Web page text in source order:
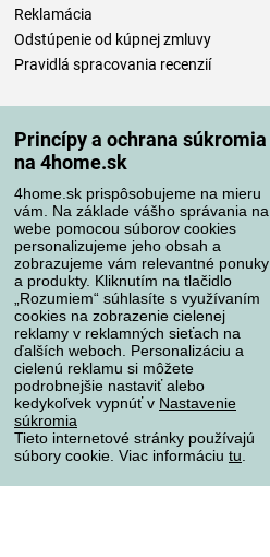
Princípy a ochrana súkromia
na 4home.sk
4home.sk prispôsobujeme na mieru
vám. Na základe vášho správania na
webe pomocou súborov cookies
personalizujeme jeho obsah a
zobrazujeme vám relevantné ponuky
a produkty. Kliknutím na tlačidlo
„Rozumiem“ súhlasíte s využívaním
cookies na zobrazenie cielenej
reklamy v reklamných sieťach na
ďalších weboch. Personalizáciu a
cielenú reklamu si môžete
podrobnejšie nastaviť alebo
kedykoľvek vypnúť v Nastavenie
súkromia
Tieto internetové stránky používajú
súbory cookie. Viac informáciu tu
Reklamácia
Odstúpenie od kúpnej zmluvy
Pravidlá spracovania recenzií
Spôsoby platby
Spoľahlivý obchod